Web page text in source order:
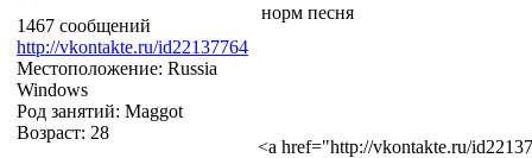
1467 сообщений
http://vkontakte.ru/id22137764
Местоположение: Russia
Windows
Род занятий: Maggot
Возраст: 28
норм песня
<a href="http://vkontakte.ru/